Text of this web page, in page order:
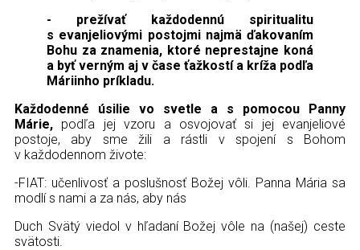
- prežívať každodennú spiritualitu
s evanjeliovými postojmi najmä ďakovaním
Bohu za znamenia, ktoré neprestajne koná
a byť verným aj v čase ťažkostí a kríža podľa
Máriinho príkladu.
Každodenné úsilie vo svetle a s pomocou Panny
Márie, podľa jej vzoru a osvojovať si jej evanjeliové
postoje, aby sme žili a rástli v spojení s Bohom
v každodennom živote:
-FIAT: učenlivosť a poslušnosť Božej vôli. Panna Mária sa
modlí s nami a za nás, aby nás
Duch Svätý viedol v hľadaní Božej vôle na (našej) ceste
svätosti.